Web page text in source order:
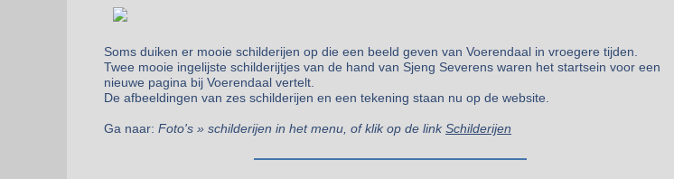
Soms duiken er mooie schilderijen op die een beeld geven van Voerendaal in vroegere tijden.
Twee mooie ingelijste schilderijtjes van de hand van Sjeng Severens waren het startsein voor een
nieuwe pagina bij Voerendaal vertelt.
De afbeeldingen van zes schilderijen en een tekening staan nu op de website.
Ga naar: Foto's » schilderijen in het menu, of klik op de linkSchilderijen